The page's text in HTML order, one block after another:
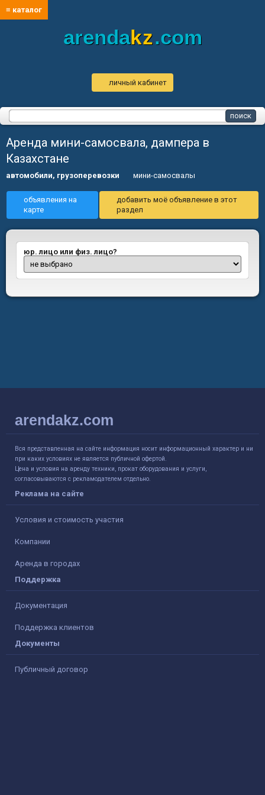
≡ каталог
arendakz.com
личный кабинет
Аренда мини-самосвала, дампера в
Казахстане
автомобили, грузоперевозки мини-самосвалы
объявления на
карте
добавить моё объявление в этот
раздел
юр. лицо или физ. лицо?
arendakz.com
Вся представленная на сайте информация носит информационный характер и ни
при каких условиях не является публичной офертой.
Цена и условия на аренду техники, прокат оборудования и услуги,
согласовываются с рекламодателем отдельно.
Реклама на сайте
Условия и стоимость участия
Компании
Аренда в городах
Поддержка
Документация
Поддержка клиентов
Документы
Публичный договор